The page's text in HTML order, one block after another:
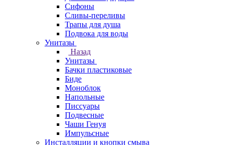
Сифоны
Сливы-переливы
Трапы для душа
Подвока для воды
Унитазы
Назад
Унитазы
Бачки пластиковые
Биде
Моноблок
Напольные
Писсуары
Подвесные
Чаши Генуя
Импульсные
Инсталляции и кнопки смыва